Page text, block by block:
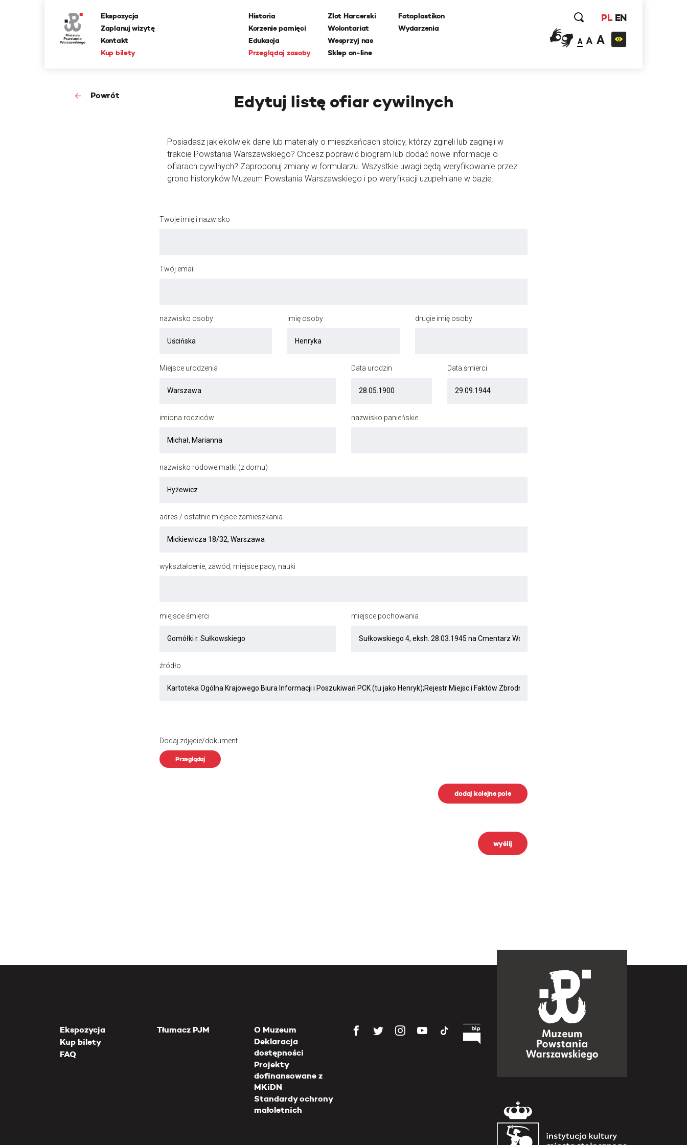
Ekspozycja
Zaplanuj wizytę
Kontakt
Kup bilety
Historia
Korzenie pamięci
Edukacja
Przeglądaj zasoby
Zlot Harcerski
Wolontariat
Wesprzyj nas
Sklep on-line
Fotoplastikon
Wydarzenia
PL EN
A A A
Powrót Edytuj listę ofiar cywilnych
Posiadasz jakiekolwiek dane lub materiały o mieszkańcach stolicy, którzy zginęli lub zaginęli w
trakcie Powstania Warszawskiego? Chcesz poprawić biogram lub dodać nowe informacje o
ofiarach cywilnych? Zaproponuj zmiany w formularzu. Wszystkie uwagi będą weryfikowanie przez
grono historyków Muzeum Powstania Warszawskiego i po weryfikacji uzupełniane w bazie.
Twoje imię i nazwisko
Twój email
nazwisko osoby imię osoby drugie imię osoby
Miejsce urodzenia Data urodzin Data śmierci
imiona rodziców nazwisko panieńskie
nazwisko rodowe matki (z domu)
adres / ostatnie miejsce zamieszkania
wykształcenie, zawód, miejsce pacy, nauki
miejsce śmierci miejsce pochowania
źródło
Dodaj zdjęcie/dokument
Przeglądaj
dodaj kolejne pole
wyślij
Ekspozycja
Kup bilety
FAQ
Tłumacz PJM
O Muzeum
Deklaracja
dostępności
Projekty
dofinansowane z
MKiDN
Standardy ochrony
małoletnich